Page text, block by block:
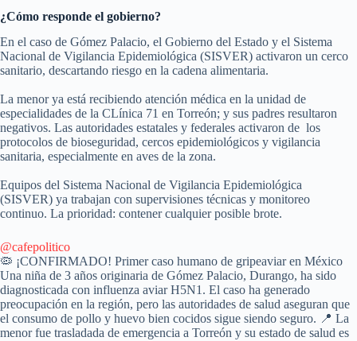
¿Cómo responde el gobierno?
En el caso de Gómez Palacio, el Gobierno del Estado y el Sistema
Nacional de Vigilancia Epidemiológica (SISVER) activaron un cerco
sanitario, descartando riesgo en la cadena alimentaria.
La menor ya está recibiendo atención médica en la unidad de
especialidades de la CLínica 71 en Torreón; y sus padres resultaron
negativos. Las autoridades estatales y federales activaron de los
protocolos de bioseguridad, cercos epidemiológicos y vigilancia
sanitaria, especialmente en aves de la zona.
Equipos del Sistema Nacional de Vigilancia Epidemiológica
(SISVER) ya trabajan con supervisiones técnicas y monitoreo
continuo. La prioridad: contener cualquier posible brote.
@cafepolitico
🦠 ¡CONFIRMADO! Primer caso humano de gripeaviar en México
Una niña de 3 años originaria de Gómez Palacio, Durango, ha sido
diagnosticada con influenza aviar H5N1. El caso ha generado
preocupación en la región, pero las autoridades de salud aseguran que
el consumo de pollo y huevo bien cocidos sigue siendo seguro. 📍 La
menor fue trasladada de emergencia a Torreón y su estado de salud es